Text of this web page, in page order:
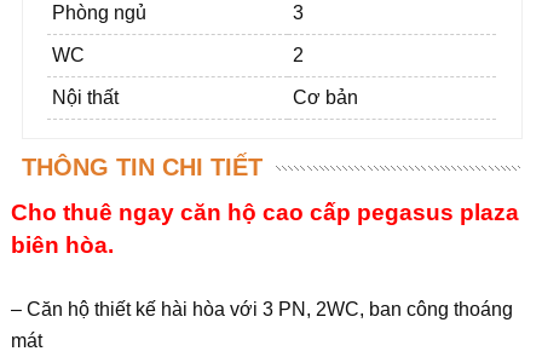
Phòng ngủ 3
WC 2
Nội thất Cơ bản
THÔNG TIN CHI TIẾT
Cho thuê ngay căn hộ cao cấp pegasus plaza
biên hòa.
– Căn hộ thiết kế hài hòa với 3 PN, 2WC, ban công thoáng
mát